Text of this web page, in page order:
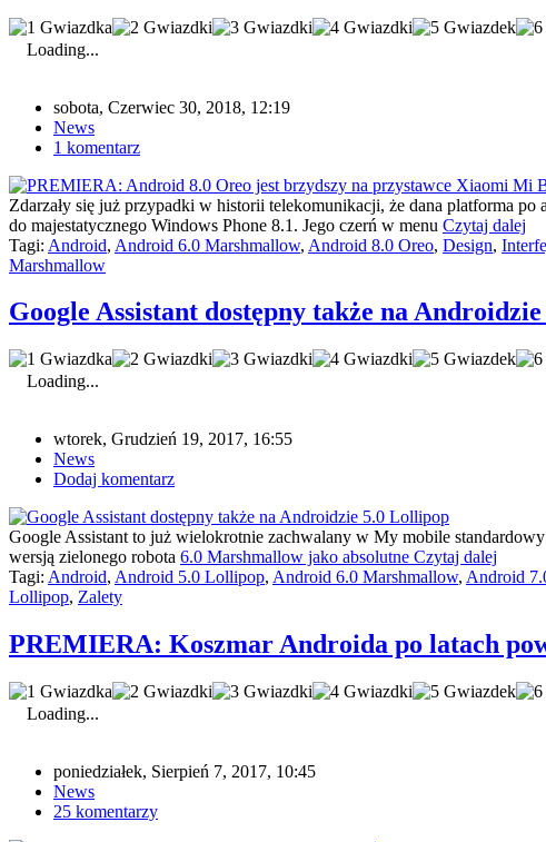
Loading...
sobota, Czerwiec 30, 2018, 12:19
News
1 komentarz
Zdarzały się już przypadki w historii telekomunikacji, że dana platforma po
do majestatycznego Windows Phone 8.1. Jego czerń w menu Czytaj dalej
Tagi: Android, Android 6.0 Marshmallow, Android 8.0 Oreo, Design,
Marshmallow
Google Assistant dostępny także na
Loading...
wtorek, Grudzień 19, 2017, 16:55
News
Dodaj komentarz
Google Assistant to już wielokrotnie zachwalany w My mobile
wersją zielonego robota 6.0 Marshmallow jako absolutne Czytaj dalej
Tagi: Android, Android 5.0 Lollipop, Android 6.0 Marshmallow, Android
Lollipop, Zalety
PREMIERA: Koszmar Androida po latach
Loading...
poniedziałek, Sierpień 7, 2017, 10:45
News
25 komentarzy